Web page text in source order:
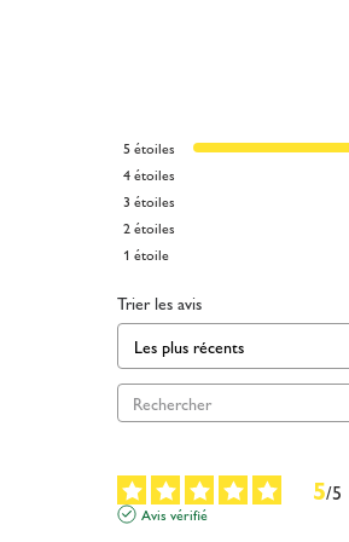
5étoiles
4étoiles
3 étoiles
2étoiles
1 étoile
Trier les avis
5/5
Avis vérifié